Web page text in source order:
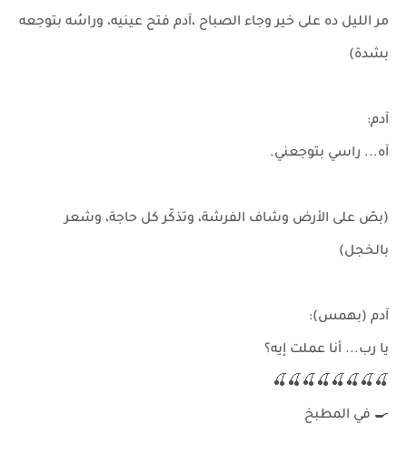
مر الليل ده على خير وجاء الصباح ،آدم فتح عينيه، وراسُه بتوجعه
بشدة)
آدم:
آه... راسي بتوجعني.
(بصّ على الأرض وشاف الفرشة، وتذكّر كل حاجة، وشعر
بالخجل)
آدم (بهمس):
يا رب... أنا عملت إيه؟
🍒🍒🍒🍒🍒🍒🍒🍒
🍳 في المطبخ